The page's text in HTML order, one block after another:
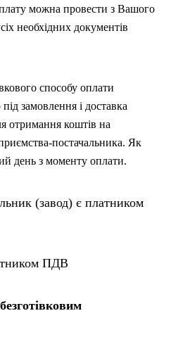
можна провести з Вашого
сіх необхідних документів
способу оплати
замовлення і доставка
отримання коштів на
постачальника. Як
день з моменту оплати.
(завод) є платником
ПДВ